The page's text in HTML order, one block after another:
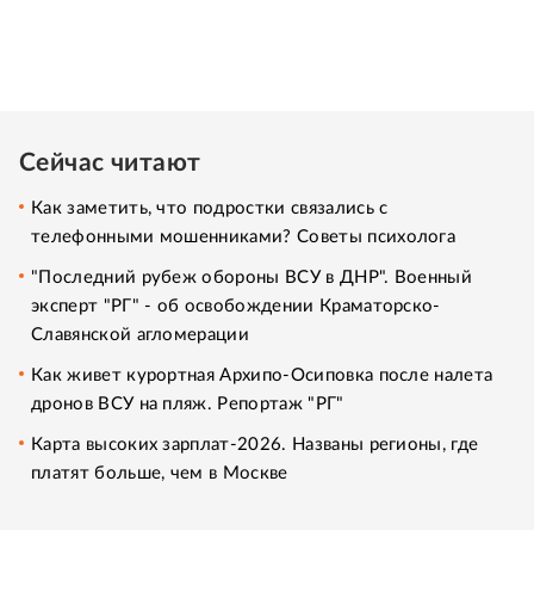
Сейчас читают
Как заметить, что подростки связались с
телефонными мошенниками? Советы психолога
"Последний рубеж обороны ВСУ в ДНР". Военный
эксперт "РГ" - об освобождении Краматорско-
Славянской агломерации
Как живет курортная Архипо-Осиповка после налета
дронов ВСУ на пляж. Репортаж "РГ"
Карта высоких зарплат-2026. Названы регионы, где
платят больше, чем в Москве